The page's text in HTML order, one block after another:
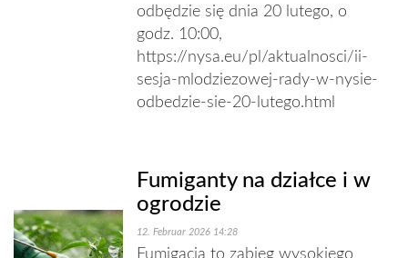
odbędzie się dnia 20 lutego, o
godz. 10:00,
https://nysa.eu/pl/aktualnosci/ii-
sesja-mlodziezowej-rady-w-nysie-
odbedzie-sie-20-lutego.html
Fumiganty na działce i w
ogrodzie
12. Februar 2026 14:28
Fumigacja to zabieg wysokiego